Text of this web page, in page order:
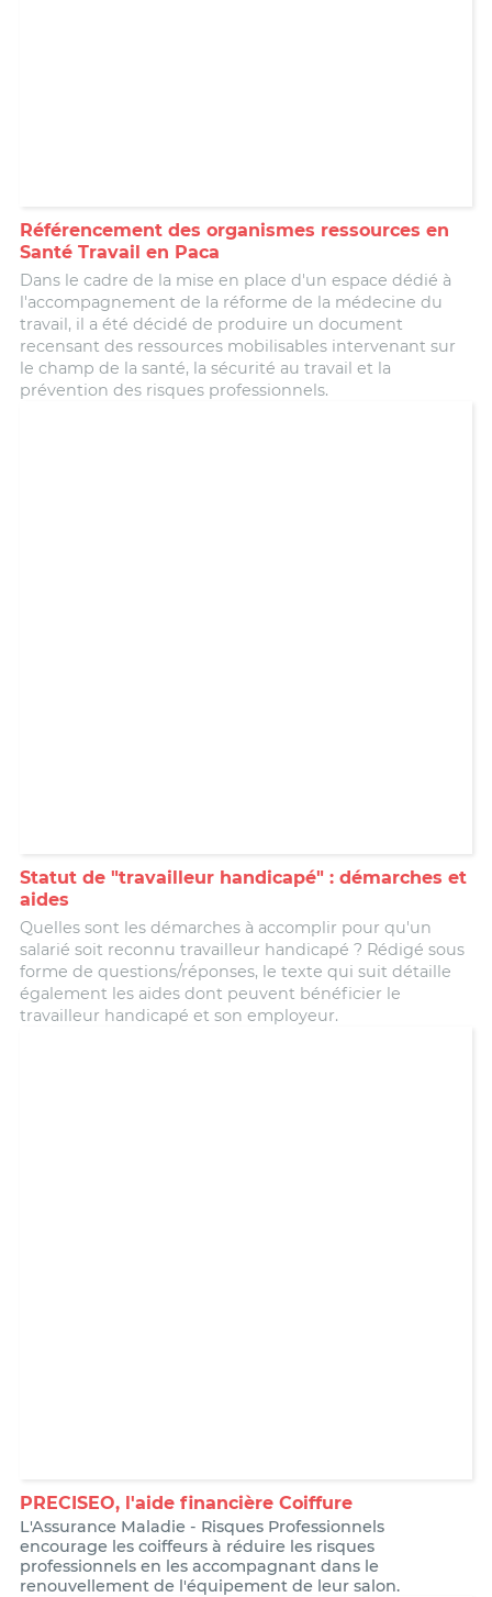
Référencement des organismes ressources en
Santé Travail en Paca
Dans le cadre de la mise en place d'un espace dédié à
l'accompagnement de la réforme de la médecine du
travail, il a été décidé de produire un document
recensant des ressources mobilisables intervenant sur
le champ de la santé, la sécurité au travail et la
prévention des risques professionnels.
Statut de "travailleur handicapé" : démarches et
aides
Quelles sont les démarches à accomplir pour qu'un
salarié soit reconnu travailleur handicapé ? Rédigé sous
forme de questions/réponses, le texte qui suit détaille
également les aides dont peuvent bénéficier le
travailleur handicapé et son employeur.
PRECISEO, l'aide financière Coiffure
L'Assurance Maladie - Risques Professionnels
encourage les coiffeurs à réduire les risques
professionnels en les accompagnant dans le
renouvellement de l'équipement de leur salon.